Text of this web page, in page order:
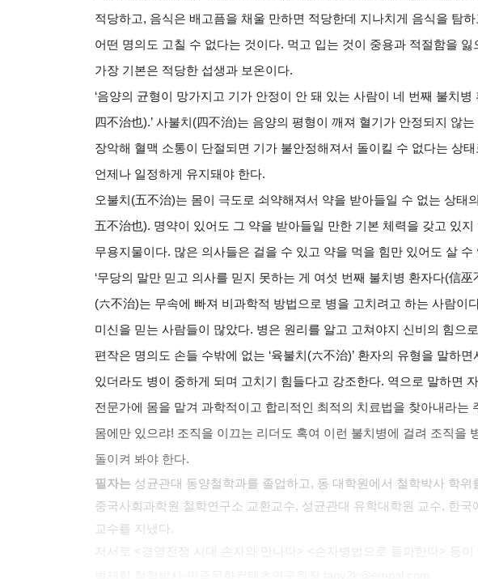
적당하고, 음식은 배고픔을 채울 만하면 적당한데 지나치게 음식을 탐
어떤 명의도 고칠 수 없다는 것이다. 먹고 입는 것이 중용과 적절함을 잃
가장 기본은 적당한 섭생과 보온이다.
‘음양의 균형이 망가지고 기가 안정이 안 돼 있는 사람이 네 번째 불치병
四不治也).’ 사불치(四不治)는 음양의 평형이 깨져 혈기가 안정되지 않
장악해 혈맥 소통이 단절되면 기가 불안정해져서 돌이킬 수 없다는 상
언제나 일정하게 유지돼야 한다.
오불치(五不治)는 몸이 극도로 쇠약해져서 약을 받아들일 수 없는 상태
五不治也). 명약이 있어도 그 약을 받아들일 만한 기본 체력을 갖고 있지
무용지물이다. 많은 의사들은 걸을 수 있고 약을 먹을 힘만 있어도 살 수
‘무당의 말만 믿고 의사를 믿지 못하는 게 여섯 번째 불치병 환자다(信巫
(六不治)는 무속에 빠져 비과학적 방법으로 병을 고치려고 하는 사람이
미신을 믿는 사람들이 많았다. 병은 원리를 알고 고쳐야지 신비의 힘으
편작은 명의도 손들 수밖에 없는 ‘육불치(六不治)’ 환자의 유형을 말하
있더라도 병이 중하게 되며 고치기 힘들다고 강조한다. 역으로 말하면
전문가에 몸을 맡겨 과학적이고 합리적인 최적의 치료법을 찾아내라는
몸에만 있으랴! 조직을 이끄는 리더도 혹여 이런 불치병에 걸려 조직을
돌이켜 봐야 한다.
필자는 성균관대 동양철학과를 졸업하고, 동 대학원에서 철학박사 학위
중국사회과학원 철학연구소 교환교수, 성균관대 유학대학원 교수, 한국
교수를 지냈다 .
저서로
< 경영전쟁 시대 손자와 만나다 > < 손자병법으로 돌파한다 > 등이